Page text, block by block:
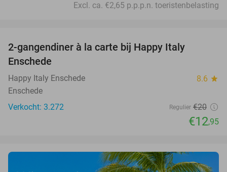
Excl. ca. €2,65 p.p.p.n. toeristenbelasting
2-gangendiner à la carte bij Happy Italy
Enschede
Happy Italy Enschede 8.6 star
Enschede
Verkocht: 3.272
Regulier €20
€12,95